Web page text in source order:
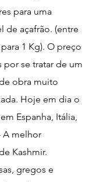
para uma
de açafrão. (entre
1 Kg). O preço
por se tratar de um
obra muito
Hoje em dia o
Espanha, Itália,
A melhor
Kashmir.
gregos e